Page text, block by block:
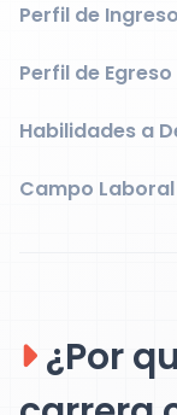
Perfil de Ingreso
Perfil de Egreso
Habilidades a
Campo Laboral
¿Por